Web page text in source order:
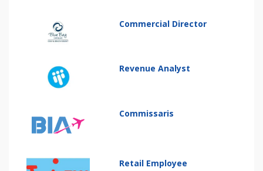
Commercial Director
Revenue Analyst
Commissaris
Retail Employee